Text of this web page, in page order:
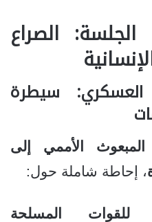
الصراع
العسكري: سيطرة
المبعوث الأممي إلى
، إحاطة شاملة حول:
للقوات المسلحة